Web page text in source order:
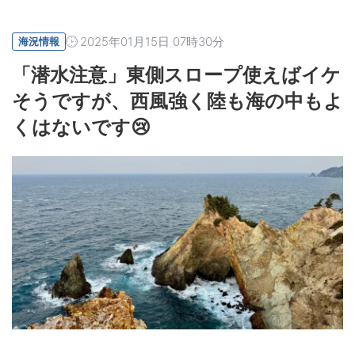
海況情報 2025年01月15日 07時30分
「潜水注意」東側スロープ使えばイケ
そうですが、西風強く陸も海の中もよ
くはないです😢